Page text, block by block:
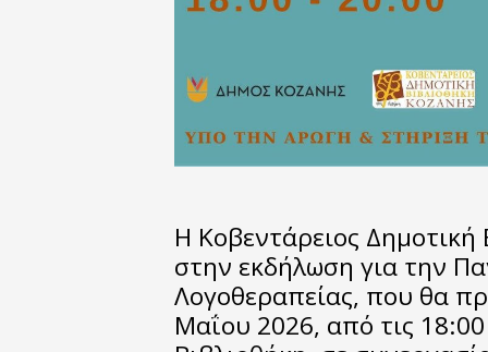
Η Κοβεντάρειος Δημοτική
στην εκδήλωση για την
Λογοθεραπείας, που θα
Μαΐου 2026, από τις